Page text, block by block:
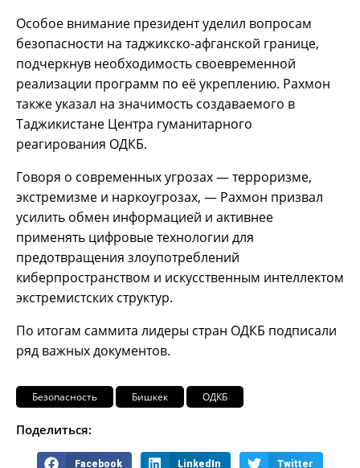
Особое внимание президент уделил вопросам
безопасности на таджикско-афганской границе,
подчеркнув необходимость своевременной
реализации программ по её укреплению. Рахмон
также указал на значимость создаваемого в
Таджикистане Центра гуманитарного
реагирования ОДКБ.
Говоря о современных угрозах — терроризме,
экстремизме и наркоугрозах, — Рахмон призвал
усилить обмен информацией и активнее
применять цифровые технологии для
предотвращения злоупотреблений
киберпространством и искусственным интеллектом
экстремистских структур.
По итогам саммита лидеры стран ОДКБ подписали
ряд важных документов.
Безопасность Бишкек ОДКБ
Поделиться:
Facebook LinkedIn Twitter